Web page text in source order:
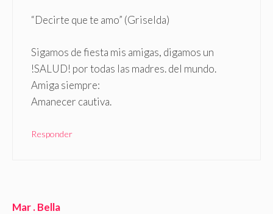
“Decirte que te amo” (Griselda)
Sigamos de fiesta mis amigas, digamos un
!SALUD! por todas las madres. del mundo.
Amiga siempre:
Amanecer cautiva.
Responder
Mar . Bella